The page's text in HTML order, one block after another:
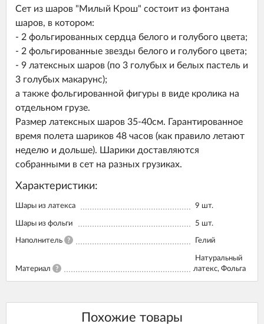
Сет из шаров "Милый Крош" состоит из фонтана
шаров, в котором:
- 2 фольгированных сердца белого и голубого цвета;
- 2 фольгированные звезды белого и голубого цвета;
- 9 латексных шаров (по 3 голубых и белых пастель и
3 голубых макарунс);
а также фольгированной фигуры в виде кролика на
отдельном грузе.
Размер латексных шаров 35-40см. Гарантированное
время полета шариков 48 часов (как правило летают
неделю и дольше). Шарики доставляются
собранными в сет на разных грузиках.
Характеристики:
Шары из латекса 9 шт.
Шары из фольги 5 шт.
Наполнитель ? Гелий
Материал ?
Натуральный
латекс, Фольга